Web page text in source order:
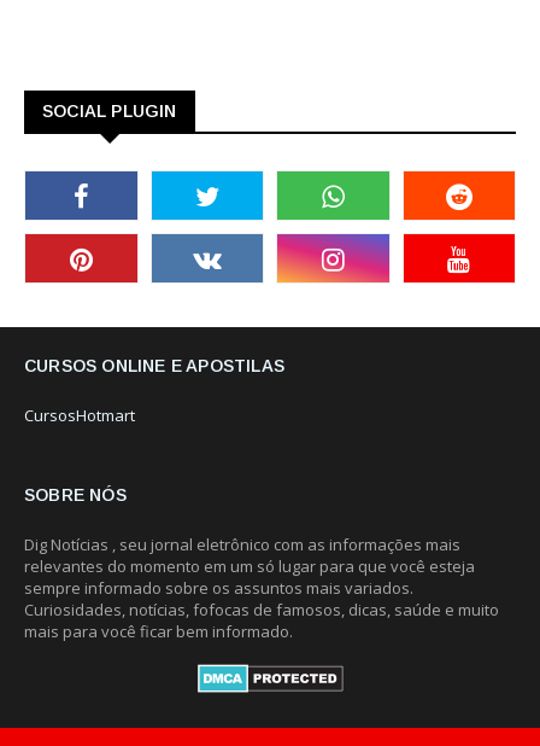
SOCIAL PLUGIN
CURSOS ONLINE E APOSTILAS
CursosHotmart
SOBRE NÓS
Dig Notícias , seu jornal eletrônico com as informações mais
relevantes do momento em um só lugar para que você esteja
sempre informado sobre os assuntos mais variados.
Curiosidades, notícias, fofocas de famosos, dicas, saúde e muito
mais para você ficar bem informado.